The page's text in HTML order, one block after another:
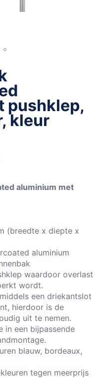
pushklep,
kleur
aluminium met
(breedte x diepte x
aluminium
waardoor overlast
wordt.
een driekantslot
hierdoor is de
uit te nemen.
in een bijpassende
blauw, bordeaux,
tegen meerprijs